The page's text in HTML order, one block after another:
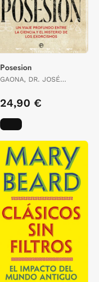
Posesion
GAONA, DR. JOSÉ
24,90 €